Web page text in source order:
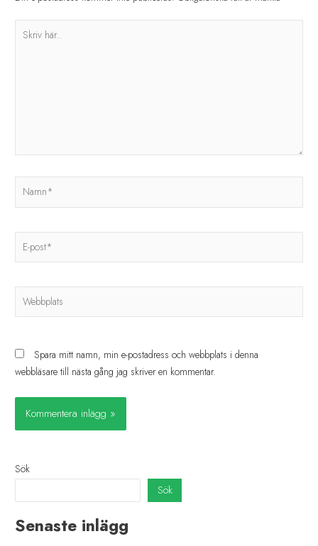
Spara mitt namn, min e-postadress och webbplats i denna
webbläsare till nästa gång jag skriver en kommentar.
Sök
Sök
Senaste inlägg